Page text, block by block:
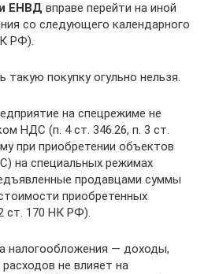
ЕНВД вправе перейти на иной
со следующего календарного
РФ).
такую покупку огульно нельзя.
на спецрежиме не
НДС (п. 4 ст. 346.26, п. 3 ст.
при приобретении объектов
на специальных режимах
продавцами суммы
приобретенных
ст. 170 НК РФ).
налогообложения — доходы,
расходов не влияет на